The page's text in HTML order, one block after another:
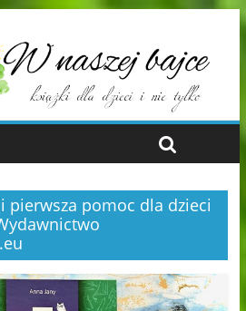
pierwsza pomoc dla dzieci